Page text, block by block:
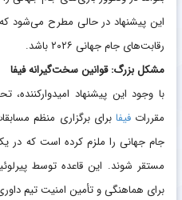
رقابت‌های جام جهانی ۲۰۲۶ باشد.
مشکل بزرگ: قوانین سخت‌گیرانه فیفا
با وجود این پیشنهاد
مقرراتفیفا
جام جهانی را ملزم کرده است که در
مستقر شوند. این قاعده توسط
برای هماهنگی و تأمین امنیت تیم